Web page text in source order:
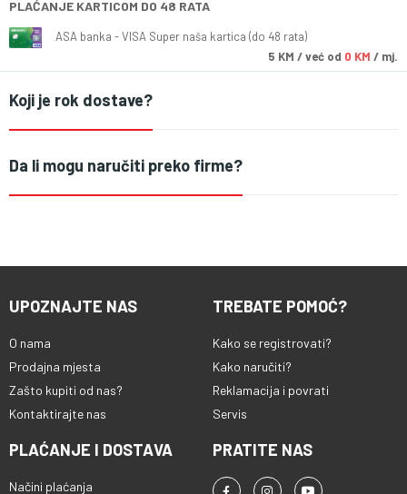
PLAĆANJE KARTICOM DO 48 RATA
ASA banka - VISA Super naša kartica (do 48 rata)
5 KM / već od 0 KM / mj.
Koji je rok dostave?
Da li mogu naručiti preko firme?
UPOZNAJTE NAS
O nama
Prodajna mjesta
Zašto kupiti od nas?
Kontaktirajte nas
TREBATE POMOĆ?
Kako se registrovati?
Kako naručiti?
Reklamacija i povrati
Servis
PLAĆANJE I DOSTAVA
Načini plaćanja
PRATITE NAS